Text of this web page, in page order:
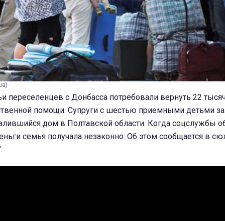
переселенцев с Донбасса потребовали вернуть 22
помощи. Супруги с шестью приемными детьми
дом в Полтавской области. Когда соцслужбы
семья получала незаконно. Об этом сообщается в